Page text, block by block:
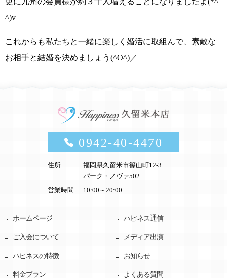
^)v
これからも私たちと一緒に楽しく婚活に取組んで、素敵な
お相手と結婚を決めましょう(^O^)／
0942-40-4470
住所
福岡県久留米市篠山町12-3
パーク・ノヴァ502
営業時間
10:00～20:00
ホームページ
ご入会について
ハピネスの特徴
料金プラン
ハピネス通信
メディア出演
お知らせ
よくある質問